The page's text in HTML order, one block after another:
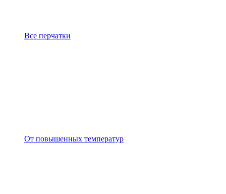
Все перчатки
От повышенных температур